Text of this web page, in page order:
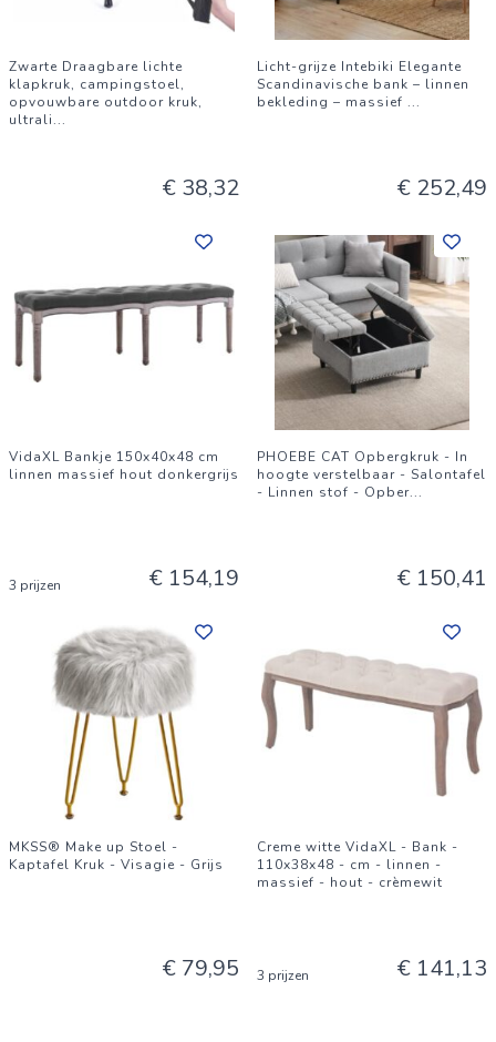
Zwarte Draagbare lichte
klapkruk, campingstoel,
opvouwbare outdoor kruk,
ultrali...
€ 38,32
Licht-grijze Intebiki Elegante
Scandinavische bank – linnen
bekleding – massief ...
€ 252,49
VidaXL Bankje 150x40x48 cm
linnen massief hout donkergrijs
3 prijzen € 154,19
PHOEBE CAT Opbergkruk - In
hoogte verstelbaar - Salontafel
- Linnen stof - Opber...
€ 150,41
MKSS® Make up Stoel -
Kaptafel Kruk - Visagie - Grijs
€ 79,95
Creme witte VidaXL - Bank -
110x38x48 - cm - linnen -
massief - hout - crèmewit
3 prijzen € 141,13